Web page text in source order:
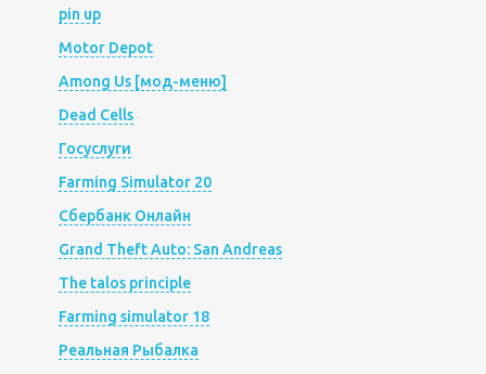
pin up
Motor Depot
Among Us [мод-меню]
Dead Cells
Госуслуги
Farming Simulator 20
Сбербанк Онлайн
Grand Theft Auto: San Andreas
The talos principle
Farming simulator 18
Реальная Рыбалка